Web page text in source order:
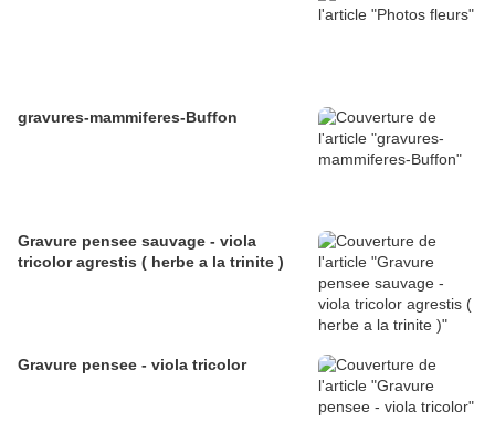
gravures-mammiferes-Buffon
Gravure pensee sauvage - viola
tricolor agrestis ( herbe a la trinite )
Gravure pensee - viola tricolor